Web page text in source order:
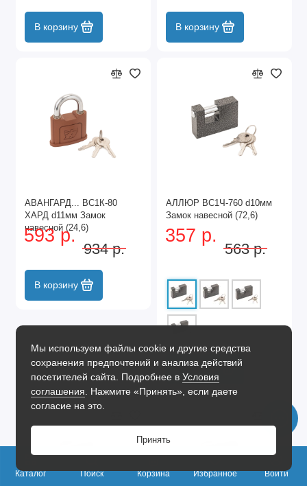
Каталог Поиск Корзина
0
Избранное
Войти
В корзину В корзину
АВАНГАРД... ВС1К-80
ХАРД d11мм Замок
навесной (24,6)
593 р.
934 р.
В корзину
АЛЛЮР ВС1Ч-760 d10мм
Замок навесной (72,6)
357 р.
563 р.
В корзину
Мы используем файлы cookie и другие средства
сохранения предпочтений и анализа действий
посетителей сайта. Подробнее в Условия
соглашения . Нажмите «Принять», если даете
согласие на это.
Принять